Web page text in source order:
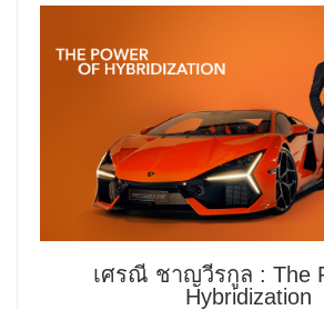
เศรณี ชาญวีรกูล : The
Hybridization